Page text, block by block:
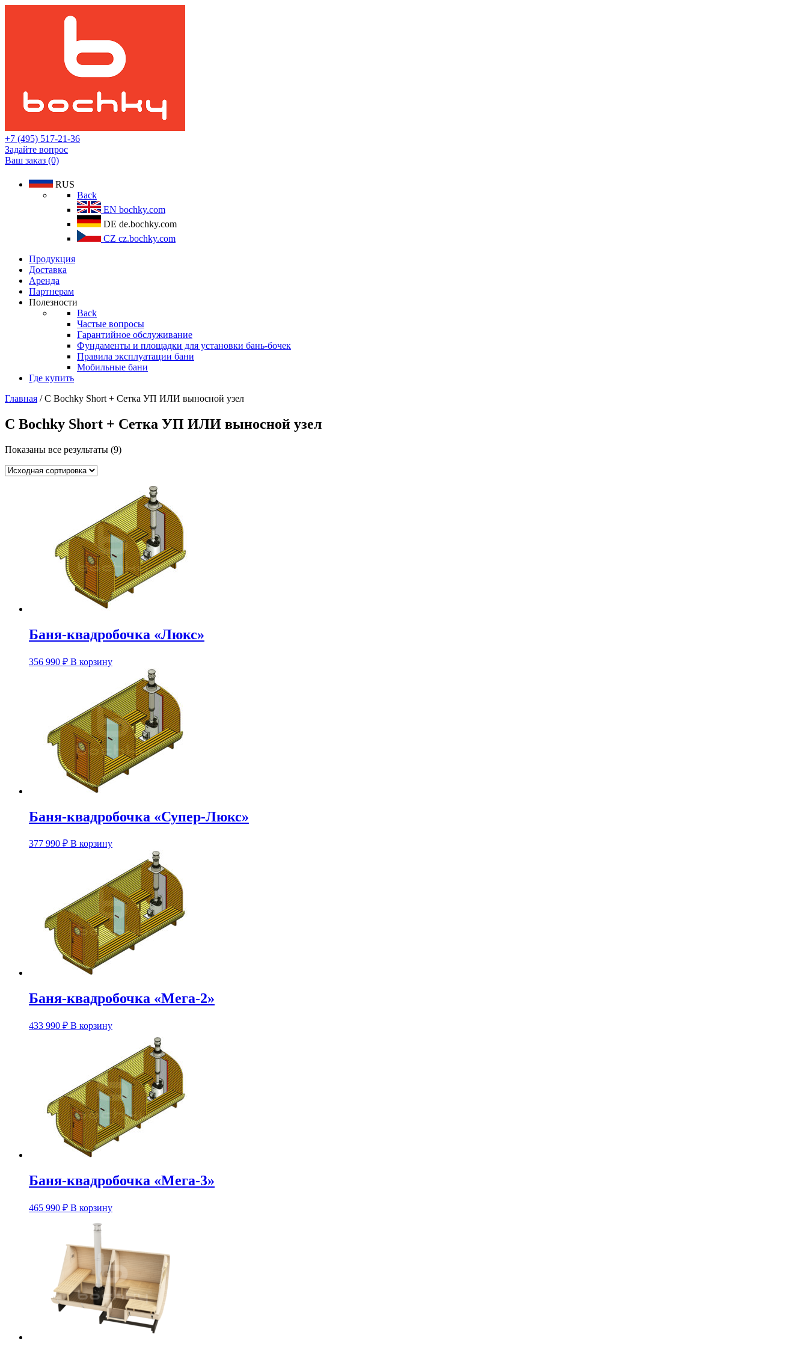
+7 (495) 517-21-36
Задайте вопрос
Ваш заказ (0)
RUS
Back
EN bochky.com
DE de.bochky.com
CZ cz.bochky.com
Продукция
Доставка
Аренда
Партнерам
Полезности
Back
Частые вопросы
Гарантийное обслуживание
Фундаменты и площадки для установки бань-бочек
Правила эксплуатации бани
Мобильные бани
Где купить
Главная / С Bochky Short + Сетка УП ИЛИ выносной узел
С Bochky Short + Сетка УП ИЛИ выносной узел
Показаны все результаты (9)
Баня-квадробочка «Люкс»
356 990 ₽ В корзинуЭтот
имеет
несколько
вариаций.
Опции
можно
выбрать
на
странице
товара.
Баня-квадробочка «Супер-Люкс»
377 990 ₽ В корзинуЭтот
несколько
вариаций.
Опции
можно
выбрать
на
странице
товара.
Баня-квадробочка «Мега-2»
433 990 ₽ В корзинуЭтот
несколько
вариаций.
Опции
можно
выбрать
на
странице
товара.
Баня-квадробочка «Мега-3»
465 990 ₽ В корзинуЭтот
вариаций.
Опции
можно
выбрать
на
странице
товара.